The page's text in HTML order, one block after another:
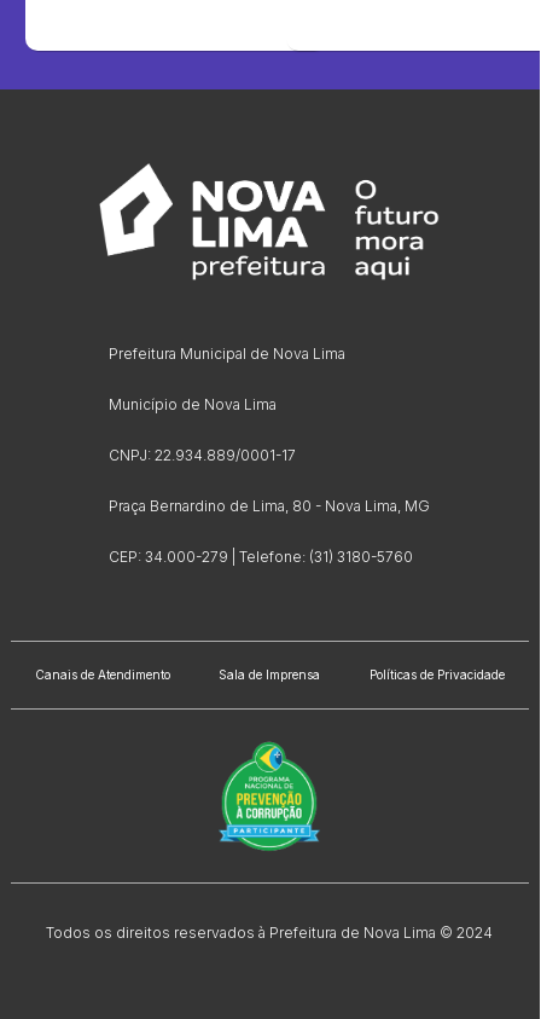
Prefeitura Municipal de Nova Lima
Município de Nova Lima
CNPJ: 22.934.889/0001-17
Praça Bernardino de Lima, 80 - Nova Lima, MG
CEP: 34.000-279 | Telefone: (31) 3180-5760
Canais de Atendimento Sala de Imprensa Políticas de Privacidade
Todos os direitos reservados à Prefeitura de Nova Lima © 2024